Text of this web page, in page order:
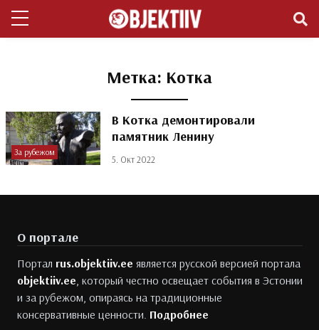
Метка: Котка
За рубежом
В Котка демонтировали
памятник Ленину
5. Окт 2022
О портале
Портал rus.objektiiv.ee является русской версией портала
objektiiv.ee, который честно освещает события в Эстонии
и за рубежом, опираясь на традиционные
консервативные ценности. Подробнее